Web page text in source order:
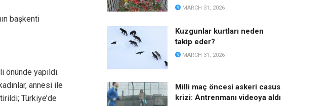
başkenti
önünde yapıldı.
annesi ile
Türkiye’de
MARCH 31, 2026
Kuzgunlar kurtları neden
takip eder?
MARCH 31, 2026
Milli maç öncesi askeri casus
krizi: Antrenmanı videoya aldı